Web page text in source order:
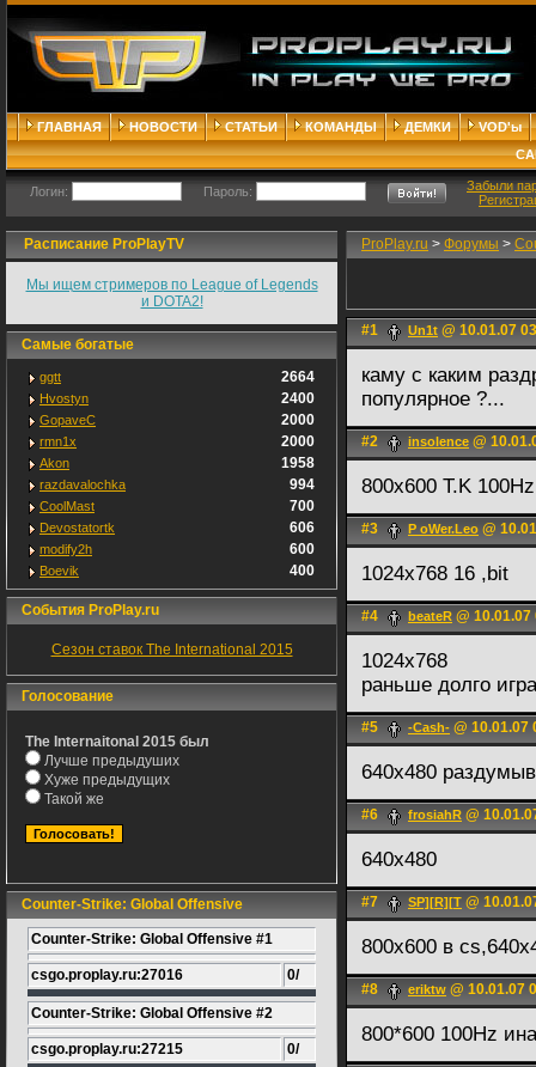
ГЛАВНАЯ НОВОСТИ СТАТЬИ КОМАНДЫ ДЕМКИ
VOD'ы
Логин: Пароль:
Забыли
Расписание ProPlayTV
Мы ищем стримеров по League of Legends
и DOTA2!
Самые богатые
ggtt 2664
Hvostyn 2400
GopaveC 2000
rmn1x 2000
Akon 1958
razdavalochka 994
CoolMast 700
Devostatortk 606
modify2h 600
Boevik 400
События ProPlay.ru
Сезон ставок The International 2015
Голосование
The Internaitonal 2015 был
Лучше предыдуших
Хуже предыдущих
Такой же
Counter-Strike: Global Offensive
Counter-Strike: Global Offensive #1
csgo.proplay.ru:27016 0/
Counter-Strike: Global Offensive #2
csgo.proplay.ru:27215 0/
ProPlay.ru > Форумы >
#1 Un1t @ 10.01.07
каму с каким
популярное ?...
#2 insolence @
800x600 T.K
#3 P oWer.Leo @
1024x768 16 ,bit
#4 beateR @ 10.01.07
1024x768
раньше долго
#5 -Cash- @ 10.01.07
640х480
#6 frosiahR @
640x480
#7 SP][R][T @
800x600 в
#8 eriktw @ 10.01.07
800*600 100Hz